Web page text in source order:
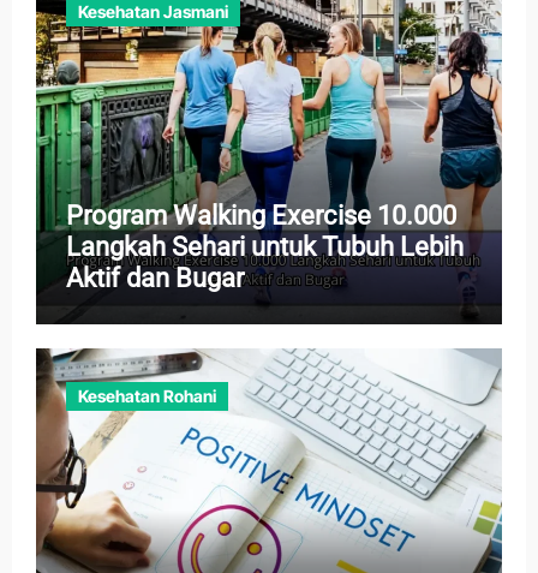
Kesehatan Jasmani
Program Walking Exercise 10.000
Langkah Sehari untuk Tubuh Lebih
Aktif dan Bugar
Kesehatan Rohani